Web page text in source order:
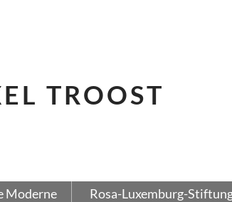
TROOST
Moderne Rosa-Luxemburg-